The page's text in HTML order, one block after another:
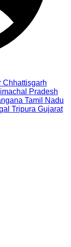
Chhattisgarh
Pradesh
Tamil Nadu
Tripura Gujarat